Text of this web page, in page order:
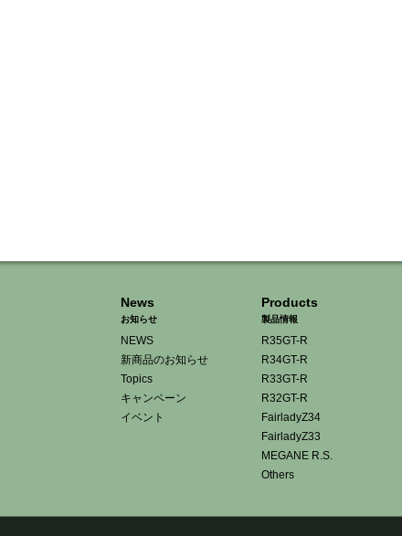
News
お知らせ
NEWS
新商品のお知らせ
Topics
キャンペーン
イベント
Products
製品情報
R35GT-R
R34GT-R
R33GT-R
R32GT-R
FairladyZ34
FairladyZ33
MEGANE R.S.
Others